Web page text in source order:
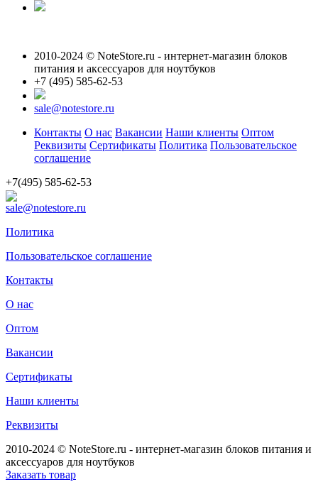
2010-2024 © NoteStore.ru - интернет-магазин блоков
питания и аксессуаров для ноутбуков
+7 (495) 585-62-53
sale@notestore.ru
Контакты О нас Вакансии Наши клиенты Оптом
Реквизиты Сертификаты Политика Пользовательское
соглашение
+7(495) 585-62-53
sale@notestore.ru
Политика
Пользовательское соглашение
Контакты
О нас
Оптом
Вакансии
Сертификаты
Наши клиенты
Реквизиты
2010-2024 © NoteStore.ru - интернет-магазин блоков питания и
аксессуаров для ноутбуков
Заказать товар